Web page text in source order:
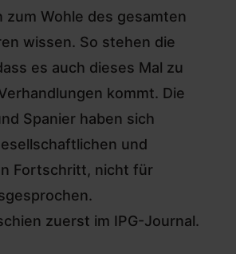
zum Wohle des gesamten
wissen. So stehen die
es auch dieses Mal zu
kommt. Die
Spanier haben sich
und
Fortschritt, nicht für
zuerst im IPG-Journal.